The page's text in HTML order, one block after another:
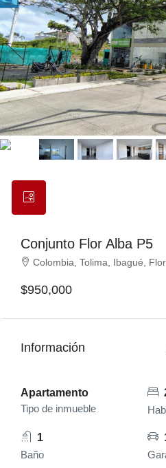
Conjunto Flor Alba P5
Colombia, Tolima, Ibagué, Flor Alba
$950,000
Información
Apartamento
Tipo de inmueble
1
Baño